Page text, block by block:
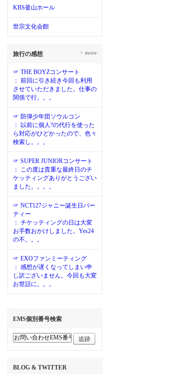
KBS釜山ホール
世宗文化会館
旅行の感想
☞ THE BOYZコンサート
： 前回に引き続き今回も利用
させていただきました。仕事の
関係で行。。。
☞ 防弾少年団ソウルコン
： 以前に個人?の代行を使った
ら対応がひどかったので、色々
検索し。。。
☞ SUPER JUNIORコンサート
： この度は貴重な最終日のチ
ケッティングありがとうござい
ました。。。。
☞ NCT127ジャニー誕生日パー
ティー
： チケッティングの日は大変
お手数おかけしました。Yes24
の不。。。
☞ EXOファンミーティング
： 感想が遅くなってしまい申
し訳ございません。今回も大変
お世話に。。。
› more
EMS個別番号検索
追跡
BLOG & TWITTER